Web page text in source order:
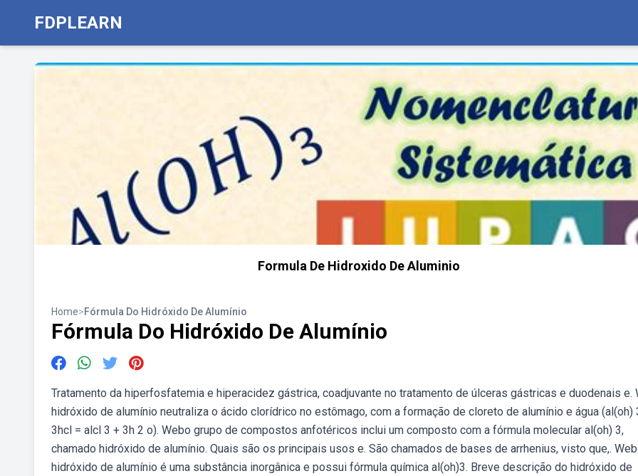
FDPLEARN
Formula De Hidroxido De Aluminio
Home>Fórmula Do Hidróxido De Alumínio
Fórmula Do Hidróxido De Alumínio
Tratamento da hiperfosfatemia e hiperacidez gástrica, coadjuvante no tratamento de úlceras gástricas e duodenais e.
hidróxido de alumínio neutraliza o ácido clorídrico no estômago, com a formação de cloreto de alumínio e água (al(oh)
3hcl = alcl 3 + 3h 2 o). Webo grupo de compostos anfotéricos inclui um composto com a fórmula molecular al(oh) 3,
chamado hidróxido de alumínio. Quais são os principais usos e. São chamados de bases de arrhenius, visto que,.
hidróxido de alumínio é uma substância inorgânica e possui fórmula química al(oh)3. Breve descrição do hidróxido de